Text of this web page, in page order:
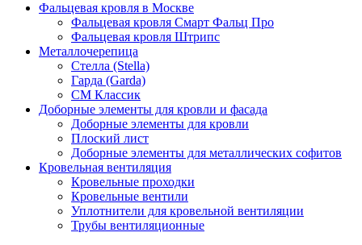
Фальцевая кровля в Москве
Фальцевая кровля Смарт Фальц Про
Фальцевая кровля Штрипс
Металлочерепица
Стелла (Stella)
Гарда (Garda)
СМ Классик
Доборные элементы для кровли и фасада
Доборные элементы для кровли
Плоский лист
Доборные элементы для металлических софитов
Кровельная вентиляция
Кровельные проходки
Кровельные вентили
Уплотнители для кровельной вентиляции
Трубы вентиляционные